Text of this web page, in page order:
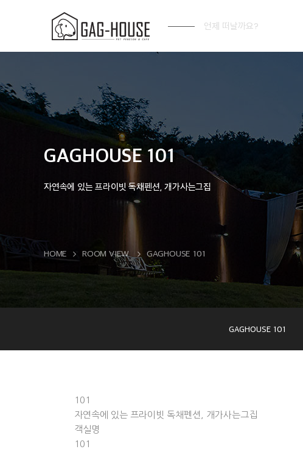
언제 떠날까요?
GAGHOUSE 101
자연속에 있는 프라이빗 독채펜션, 개가사는그집
HOME ROOM VIEW GAGHOUSE 101
GAGHOUSE 101
101
자연속에 있는 프라이빗 독채펜션, 개가사는그집
객실명
101